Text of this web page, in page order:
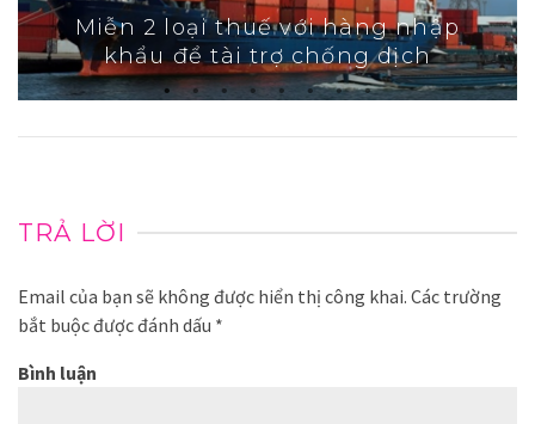
Miễn 2 loại thuế với hàng nhập
khẩu để tài trợ chống dịch
TRẢ LỜI
Email của bạn sẽ không được hiển thị công khai. Các trường
bắt buộc được đánh dấu *
Bình luận